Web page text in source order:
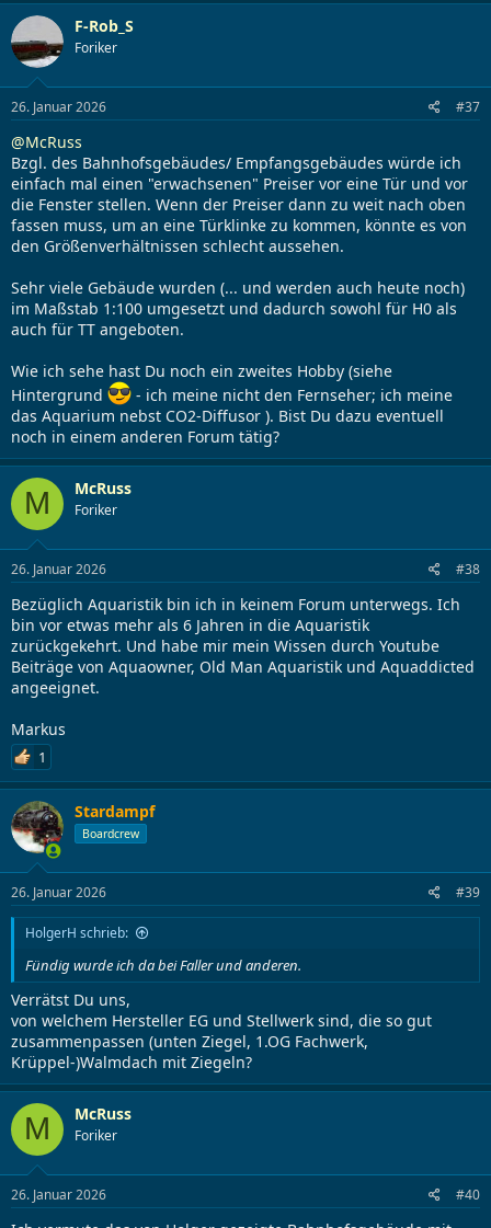
F-Rob_S
Foriker
26. Januar 2026 #37
@McRuss
Bzgl. des Bahnhofsgebäudes/ Empfangsgebäudes würde ich
einfach mal einen "erwachsenen" Preiser vor eine Tür und vor
die Fenster stellen. Wenn der Preiser dann zu weit nach oben
fassen muss, um an eine Türklinke zu kommen, könnte es von
den Größenverhältnissen schlecht aussehen.
Sehr viele Gebäude wurden (... und werden auch heute noch)
im Maßstab 1:100 umgesetzt und dadurch sowohl für H0 als
auch für TT angeboten.
Wie ich sehe hast Du noch ein zweites Hobby (siehe
Hintergrund
- ich meine nicht den Fernseher; ich meine
das Aquarium nebst CO2-Diffusor ). Bist Du dazu eventuell
noch in einem anderen Forum tätig?
M McRuss
Foriker
26. Januar 2026 #38
Bezüglich Aquaristik bin ich in keinem Forum unterwegs. Ich
bin vor etwas mehr als 6 Jahren in die Aquaristik
zurückgekehrt. Und habe mir mein Wissen durch Youtube
Beiträge von Aquaowner, Old Man Aquaristik und Aquaddicted
angeeignet.
Markus
1
Stardampf
Boardcrew
26. Januar 2026 #39
HolgerH schrieb:
Fündig wurde ich da bei Faller und anderen.
Verrätst Du uns,
von welchem Hersteller EG und Stellwerk sind, die so gut
zusammenpassen (unten Ziegel, 1.OG Fachwerk,
Krüppel-)Walmdach mit Ziegeln?
M McRuss
Foriker
26. Januar 2026 #40